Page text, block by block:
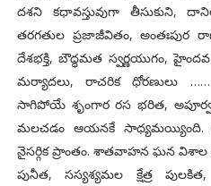
దశని కధావస్తువుగా తీసుకుని,
తరగతుల ప్రజాజీవితం,
దేశభక్తి, బౌధ్ధమత స్వర్ణయుగం,
మర్యాదలు, రాచరిక ధోరణులు
సాగిపోయే శృంగార రస భరిత,
మలచడం ఆయనకే సాధ్యమయ్యింది.
నైసర్గిక ప్రాంతం. శాతవాహన ఘన
పునీత, సస్యశ్యమల క్షేత్ర